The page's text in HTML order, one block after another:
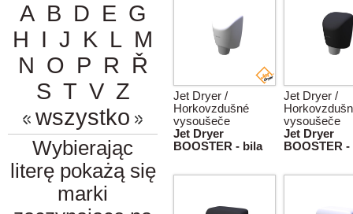
A B D E G
H I J K L M
N O P R Ř
S T V Z
wszystko
Wybierając
literę pokażą się
marki
Jet Dryer /
Horkovzdušné
vysoušeče
Jet Dryer
BOOSTER - bila
Jet Dryer /
vysoušeče
Jet Dryer
BOOSTER